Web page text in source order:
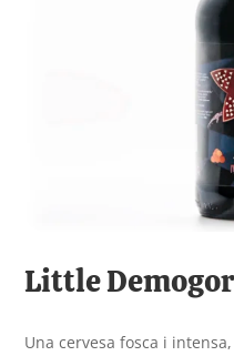
Little
Una cervesa fosca i